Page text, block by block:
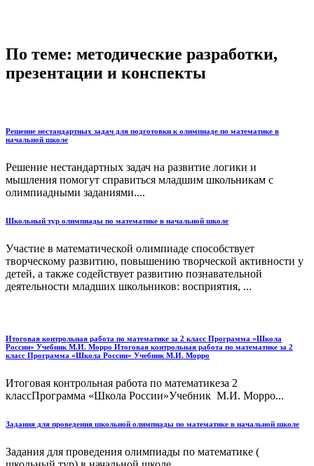
По теме: методические разработки,
презентации и конспекты
Решение нестандартных задач для подготовки к олимпиаде по математике в
начальной школе
Решение нестандартных задач на развитие логики и
мышления помогут справиться младшим школьникам с
олимпиадными заданиями....
Школьный тур олимпиады по математике в начальной школе
Участие в математической олимпиаде способствует
творческому развитию, повышению творческой активности у
детей, а также содействует развитию познавательной
деятельности младших школьников: восприятия, ...
Итоговая контрольная работа по математике за 2 класс Программа «Школа
России» Учебник М.И. Морро Итоговая контрольная работа по математике за 2
класс Программа «Школа России» Учебник М.И. Морро
Итоговая контрольная работа по математикеза 2
классПрограмма «Школа России»Учебник М.И. Морро...
Задания для проведения школьной олимпиады по математике в начальной школе
Задания для проведения олимпиады по математике (